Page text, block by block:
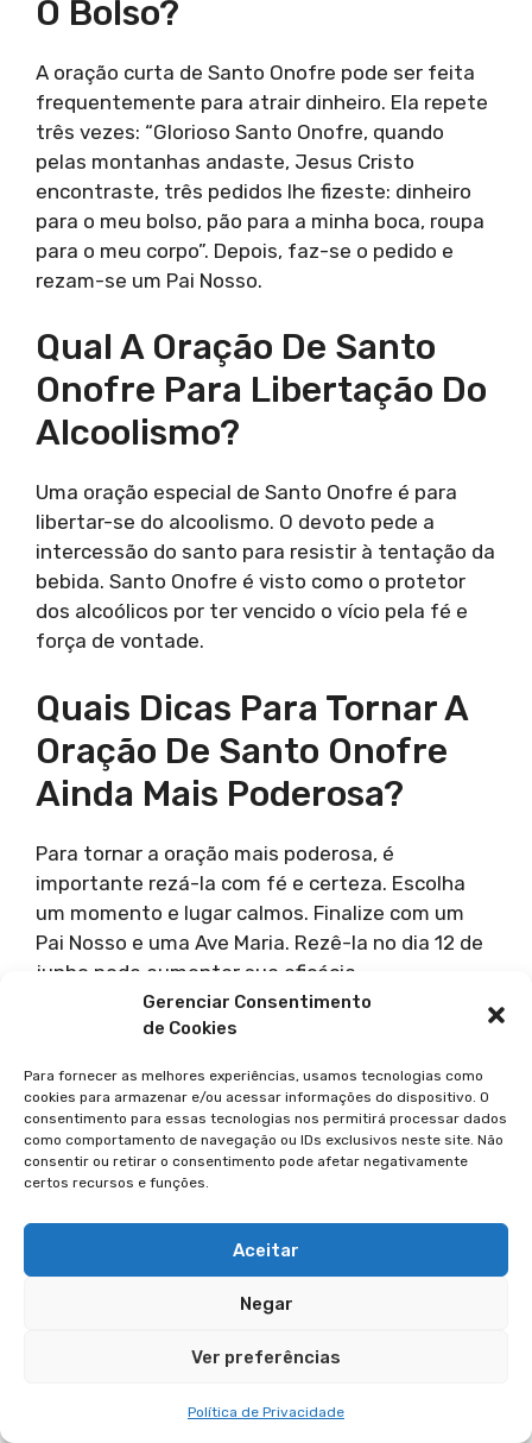
Gerenciar Consentimento
de Cookies
Para fornecer as melhores experiências, usamos tecnologias como
cookies para armazenar e/ou acessar informações do dispositivo. O
consentimento para essas tecnologias nos permitirá processar dados
como comportamento de navegação ou IDs exclusivos neste site. Não
consentir ou retirar o consentimento pode afetar negativamente
certos recursos e funções.
Aceitar
Negar
Ver preferências
Política de Privacidade
O Bolso?
A oração curta de Santo Onofre pode ser feita
frequentemente para atrair dinheiro. Ela repete
três vezes: “Glorioso Santo Onofre, quando
pelas montanhas andaste, Jesus Cristo
encontraste, três pedidos lhe fizeste: dinheiro
para o meu bolso, pão para a minha boca, roupa
para o meu corpo”. Depois, faz-se o pedido e
rezam-se um Pai Nosso.
Qual A Oração De Santo
Onofre Para Libertação Do
Alcoolismo?
Uma oração especial de Santo Onofre é para
libertar-se do alcoolismo. O devoto pede a
intercessão do santo para resistir à tentação da
bebida. Santo Onofre é visto como o protetor
dos alcoólicos por ter vencido o vício pela fé e
força de vontade.
Quais Dicas Para Tornar A
Oração De Santo Onofre
Ainda Mais Poderosa?
Para tornar a oração mais poderosa, é
importante rezá-la com fé e certeza. Escolha
um momento e lugar calmos. Finalize com um
Pai Nosso e uma Ave Maria. Rezê-la no dia 12 de
junho pode aumentar sua eficácia.
Como Santo Onofre É
Representado Nas
Religiões Afro-Brasileiras?
Santo Onofre é representado por Ossain nas
ervas litúrgicas e medicinais, com poder de cura.
Ele simboliza o equilíbrio e suas cores são verde,
rosa, azul e vermelho. A quinta-feira é o dia
Qual A Origem E Os Relatos